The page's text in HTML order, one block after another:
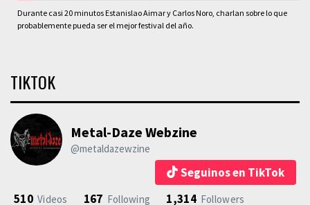
Durante casi 20 minutos Estanislao Aimar y Carlos Noro, charlan sobre lo que
probablemente pueda ser el mejor festival del año.
TIKTOK
Metal-Daze Webzine
@metaldazewzine
Seguinos en TikTok
510 Videos 167 Following 1,314 Followers